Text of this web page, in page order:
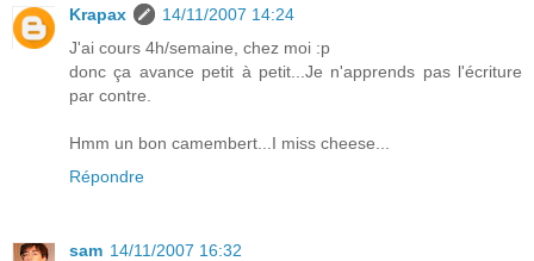
Krapax
14/11/2007 14:24
J'ai cours 4h/semaine, chez moi :p
donc ça avance petit à petit...Je n'apprends pas l'écriture
par contre.
Hmm un bon camembert...I miss cheese...
Répondre
sam 14/11/2007 16:32